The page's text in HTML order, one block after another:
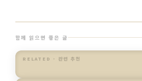
함께 읽으면 좋은 글
RELATED · 관련 추천